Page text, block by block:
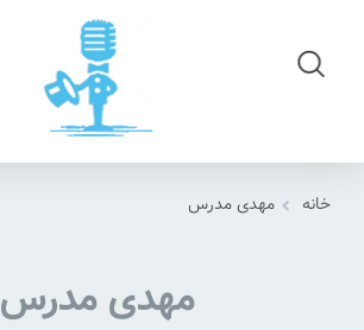
خانه مهدی مدرس
مهدی مدرس